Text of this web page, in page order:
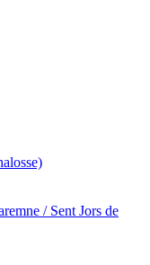
/ Sent Jors de